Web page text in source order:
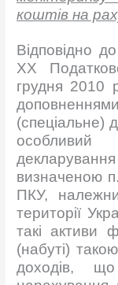
коштів на
Відповідно
ХХ
грудня 2010
(спеціальне)
особливий
визначеною
ПКУ,
території
такі активи
(набуті)
доходів,